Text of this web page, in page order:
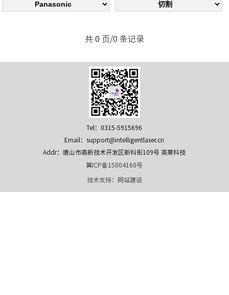
共 0 页/0 条记录
Tel：0315-5915696
Email：support@intelligentlaser.cn
Addr：唐山市高新技术开发区新科街109号 英莱科技
冀ICP备15004160号
技术支持： 网站建设